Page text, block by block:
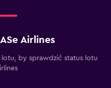
Airlines
by sprawdzić status lotu